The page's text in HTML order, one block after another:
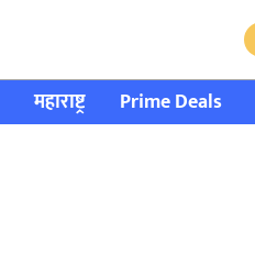
महाराष्ट्र Prime Deals